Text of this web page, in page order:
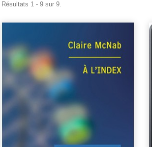
Résultats 1 - 9 sur 9.